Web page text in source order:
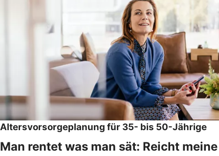
Altersvorsorgeplanung für 35- bis 50-Jährige
Man rentet was man sät: Reicht meine